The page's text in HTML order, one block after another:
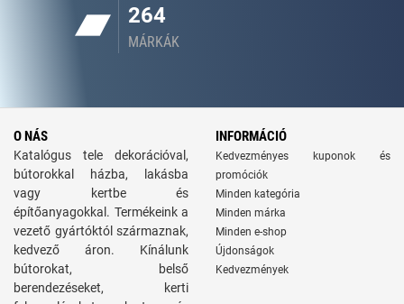
264
MÁRKÁK
O NÁS
Katalógus tele dekorációval,
bútorokkal házba, lakásba
vagy kertbe és
építőanyagokkal. Termékeink a
vezető gyártóktól származnak,
kedvező áron. Kínálunk
bútorokat, belső
berendezéseket, kerti
INFORMÁCIÓ
Kedvezményes kuponok és
promóciók
Minden kategória
Minden márka
Minden e-shop
Újdonságok
Kedvezmények